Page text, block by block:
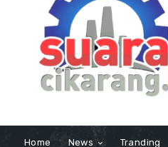
Home News Tranding